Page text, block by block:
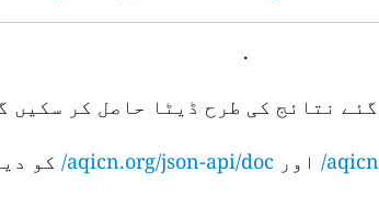
.
نتائج کی طرح ڈیٹا حاصل کر سکیں
اور aqicn.org/json-api/doc/ کو